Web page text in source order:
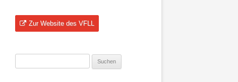
Zur Website des VFLL